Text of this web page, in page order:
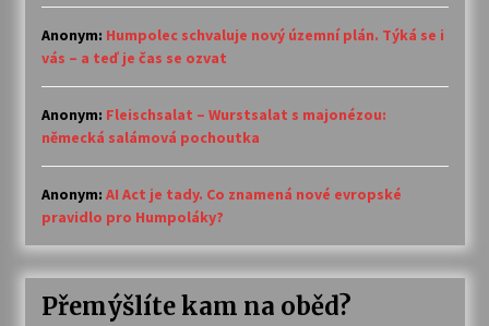
Anonym: Humpolec schvaluje nový územní plán. Týká se i
vás – a teď je čas se ozvat
Anonym: Fleischsalat – Wurstsalat s majonézou:
německá salámová pochoutka
Anonym: AI Act je tady. Co znamená nové evropské
pravidlo pro Humpoláky?
Přemýšlíte kam na oběd?